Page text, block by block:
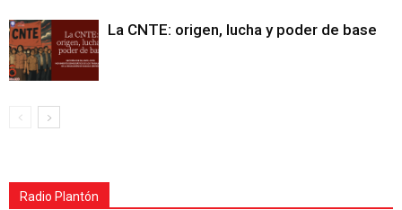
La CNTE: origen, lucha y poder de base
Radio Plantón